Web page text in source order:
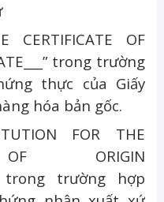
CERTIFICATE OF
trong trường
thực của Giấy
hóa bản gốc.
FOR THE
OF ORIGIN
trong trường hợp